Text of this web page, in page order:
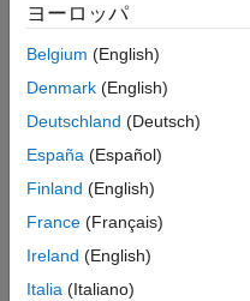
6DOF
(Quaternion)
ボディ
元数表
6DOF ECEF
地球中
る6自
装する
6DOF Wind
(Quaternion)
6DOF Wind
(Wind
Angles)
6自由
ヨーロッパ
Belgium (English)
Denmark (English)
Deutschland (Deutsch)
España (Español)
Finland (English)
France (Français)
Ireland (English)
Italia (Italiano)